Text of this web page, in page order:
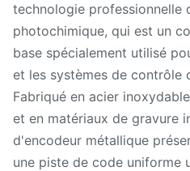
technologie professionnelle
photochimique, qui est un
base spécialement utilisé
et les systèmes de contrôle
Fabriqué en acier
et en matériaux de gravure
d'encodeur métallique
une piste de code uniforme